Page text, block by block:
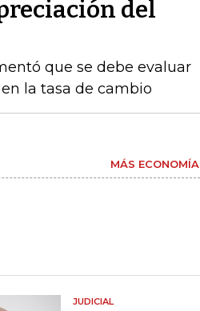
del
que se debe evaluar
la tasa de cambio
MÁS ECONOMÍA
JUDICIAL